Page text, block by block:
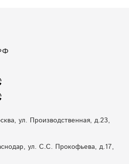
ул. Производственная, д.23,
ул. С.С. Прокофьева, д.17,